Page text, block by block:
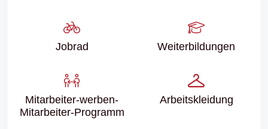
Jobrad Weiter­bildungen
Mitarbeiter-werben-
Mitarbeiter-Programm
Arbeits­kleidung